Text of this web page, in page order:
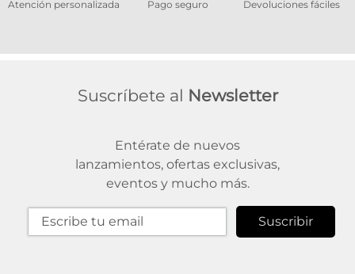
Atención personalizada Pago seguro Devoluciones fáciles
Suscríbete al Newsletter
Entérate de nuevos
lanzamientos, ofertas exclusivas,
eventos y mucho más.
Suscribir